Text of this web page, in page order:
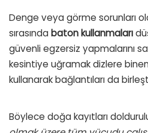
Denge veya görme sorunları
sırasında batonkullanmaları
güvenli egzersiz yapmalarını
kesintiye uğramak dizlere
kullanarak bağlantıları da
Böylece doğa kayıtları